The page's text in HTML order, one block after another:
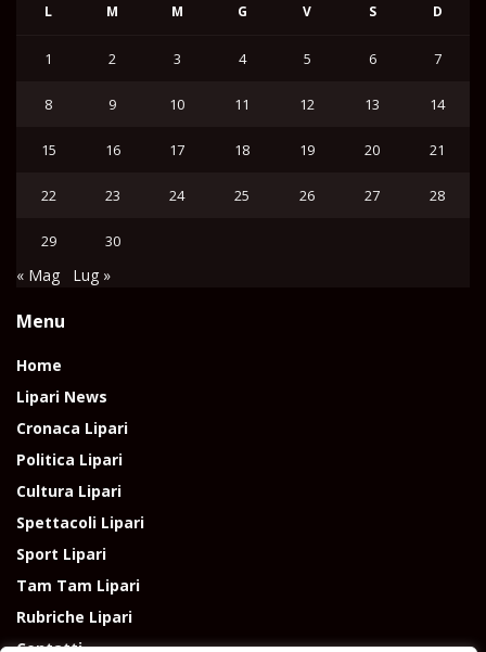
L M M G V S D
1 2 3 4 5 6 7
8 9 10 11 12 13 14
15 16 17 18 19 20 21
22 23 24 25 26 27 28
29 30
« Mag Lug »
Menu
Home
Lipari News
Cronaca Lipari
Politica Lipari
Cultura Lipari
Spettacoli Lipari
Sport Lipari
Tam Tam Lipari
Rubriche Lipari